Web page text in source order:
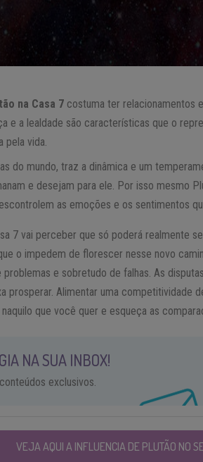
na Casa 7 costuma ter relacionamentos
e a lealdade são características que o
pela vida.
do mundo, traz a dinâmica e um
e desejam para ele. Por isso mesmo
as emoções e os sentimentos
7 vai perceber que só poderá realmente
o impedem de florescer nesse novo
problemas e sobretudo de falhas. As
prosperar. Alimentar uma competitividade
que você quer e esqueça as
NA SUA INBOX!
exclusivos.
VEJA AQUI A INFLUENCIA DE PLUTÃO NO